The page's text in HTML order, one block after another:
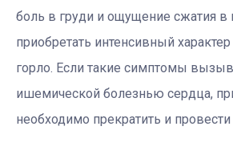
боль в груди и ощущение сжатия в
приобретать интенсивный
горло. Если такие симптомы
ишемической болезнью сердца,
необходимо прекратить и